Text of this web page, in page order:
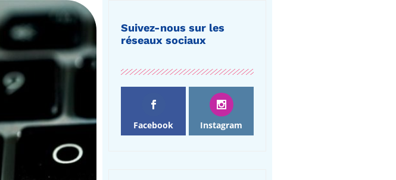
Suivez-nous sur les
réseaux sociaux
Facebook Instagram